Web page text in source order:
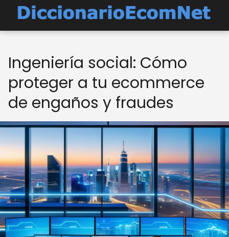
Ingeniería social: Cómo
proteger a tu ecommerce
de engaños y fraudes